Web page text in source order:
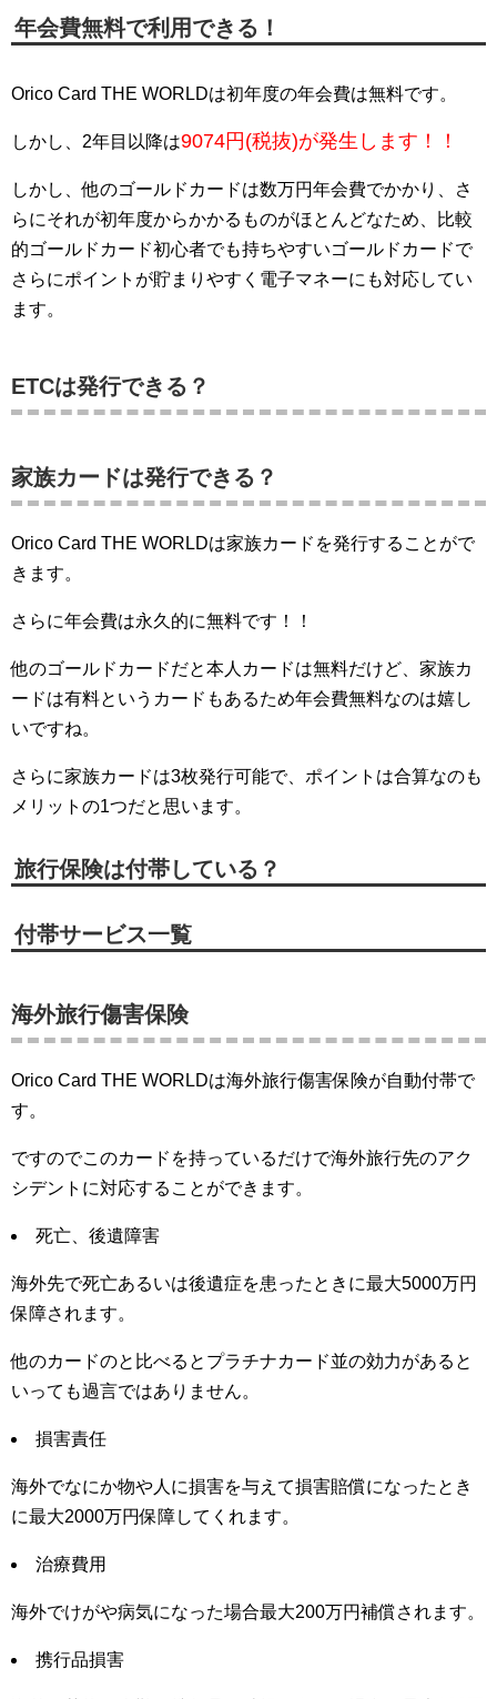
年会費無料で利用できる！
Orico Card THE WORLDは初年度の年会費は無料です。
しかし、2年目以降は9074円(税抜)が発生します！！
しかし、他のゴールドカードは数万円年会費でかかり、さ
らにそれが初年度からかかるものがほとんどなため、比較
的ゴールドカード初心者でも持ちやすいゴールドカードで
さらにポイントが貯まりやすく電子マネーにも対応してい
ます。
ETCは発行できる？
家族カードは発行できる？
Orico Card THE WORLDは家族カードを発行することがで
きます。
さらに年会費は永久的に無料です！！
他のゴールドカードだと本人カードは無料だけど、家族カ
ードは有料というカードもあるため年会費無料なのは嬉し
いですね。
さらに家族カードは3枚発行可能で、ポイントは合算なのも
メリットの1つだと思います。
旅行保険は付帯している？
付帯サービス一覧
海外旅行傷害保険
Orico Card THE WORLDは海外旅行傷害保険が自動付帯で
す。
ですのでこのカードを持っているだけで海外旅行先のアク
シデントに対応することができます。
死亡、後遺障害
海外先で死亡あるいは後遺症を患ったときに最大5000万円
保障されます。
他のカードのと比べるとプラチナカード並の効力があると
いっても過言ではありません。
損害責任
海外でなにか物や人に損害を与えて損害賠償になったとき
に最大2000万円保障してくれます。
治療費用
海外でけがや病気になった場合最大200万円補償されます。
携行品損害